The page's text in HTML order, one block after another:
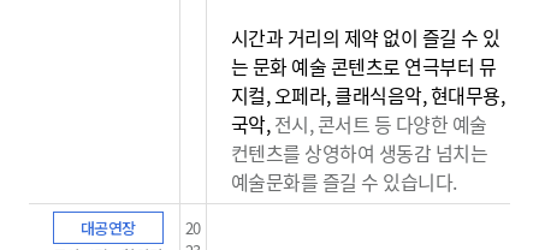
시간과 거리의 제약 없이 즐길 수 있
는 문화 예술 콘텐츠로 연극부터 뮤
지컬, 오페라, 클래식음악, 현대무용,
국악,전시, 콘서트 등 다양한 예술
컨텐츠를 상영하여 생동감 넘치는
예술문화를 즐길 수 있습니다.
대공연장
20